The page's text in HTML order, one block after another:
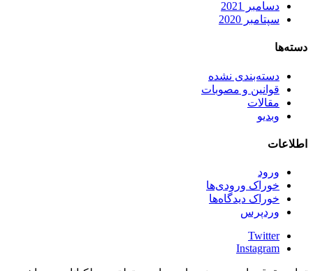
دسامبر 2021
سپتامبر 2020
دسته‌ها
دسته‌بندی نشده
قوانین و مصوبات
مقالات
وبدیو
اطلاعات
ورود
خوراک ورودی‌ها
خوراک دیدگاه‌ها
وردپرس
Twitter
Instagram